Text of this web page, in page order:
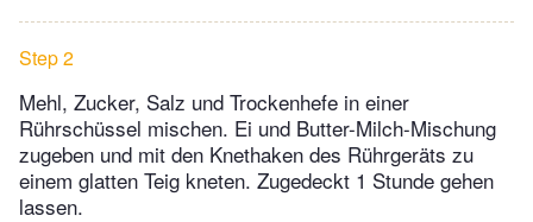
Step 2
Mehl, Zucker, Salz und Trockenhefe in einer
Rührschüssel mischen. Ei und Butter-Milch-Mischung
zugeben und mit den Knethaken des Rührgeräts zu
einem glatten Teig kneten. Zugedeckt 1 Stunde gehen
lassen.